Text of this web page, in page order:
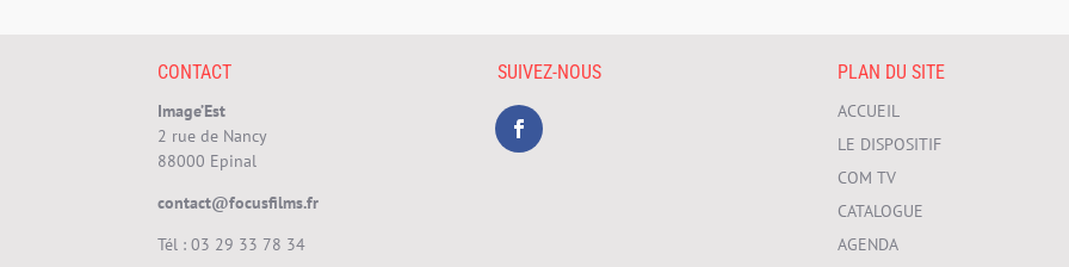
CONTACT
Image’Est
2 rue de Nancy
88000 Epinal
contact@focusfilms.fr
Tél : 03 29 33 78 34
SUIVEZ-NOUS PLAN DU SITE
ACCUEIL
LE DISPOSITIF
COM TV
CATALOGUE
AGENDA